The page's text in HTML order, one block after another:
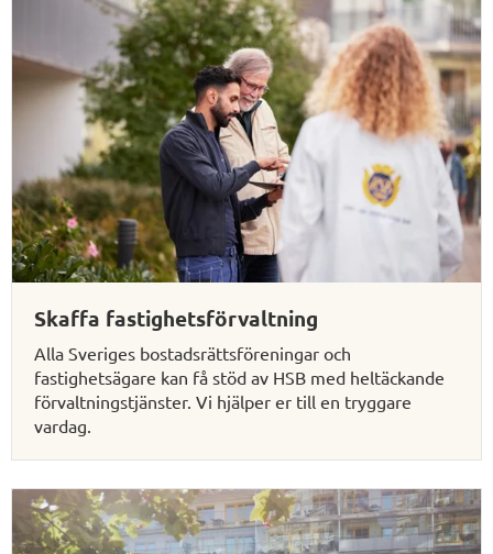
Skaffa fastighetsförvaltning
Alla Sveriges bostadsrättsföreningar och
fastighetsägare kan få stöd av HSB med heltäckande
förvaltningstjänster. Vi hjälper er till en tryggare
vardag.